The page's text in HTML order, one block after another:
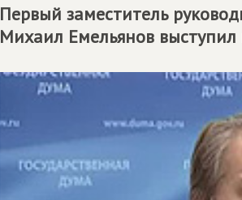
Первый заместитель
Михаил Емельянов